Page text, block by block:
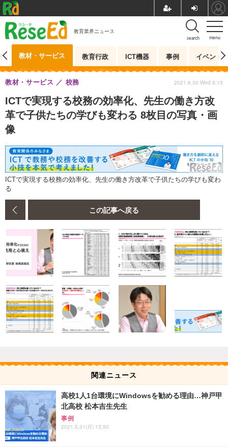
menu
search
教育業界ニュース
教材・サービス 教育行政 ICT機器 事例 イベント
ICTで実現する校務の効率化、先生の働き方改
革で子供たちの学びも変わる 8枚目の写真・画
像
教材・サービス 校務 2021.6.30 Wed 8:15
ICTで実現する校務の効率化、先生の働き方改革で子供たちの学びも変わ
る
この記事へ戻る
関連ニュース
高校1人1台環境にWindowsを勧める理由…神戸甲
北高校 松本吉生先生
事例
2021.5.31(月) 13:50